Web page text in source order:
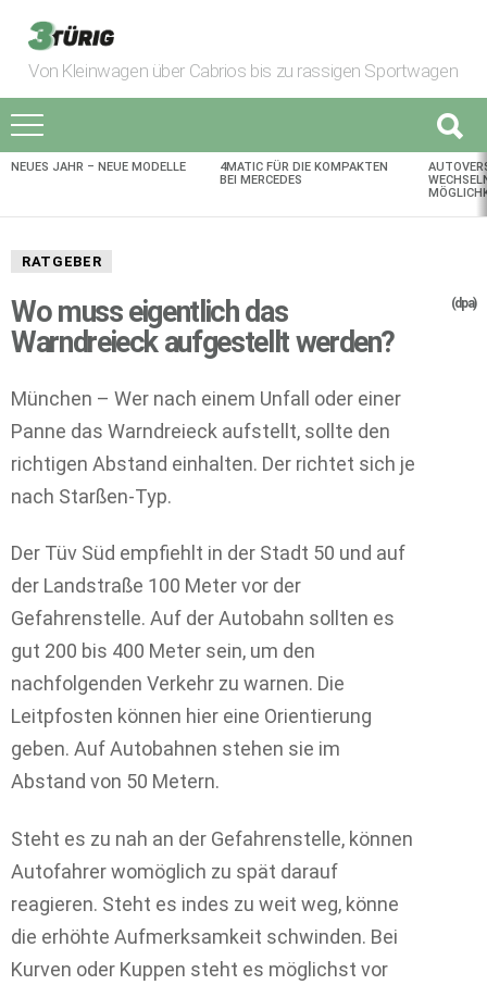
Von Kleinwagen über Cabrios bis zu rassigen Sportwagen
AKTUELLES
NEUES JAHR – NEUE MODELLE
4MATIC FÜR DIE KOMPAKTEN
BEI MERCEDES
RATGEBER
Wo muss eigentlich das
Warndreieck aufgestellt werden?
(dpa)
München – Wer nach einem Unfall oder einer
Panne das Warndreieck aufstellt, sollte den
richtigen Abstand einhalten. Der richtet sich je
nach Starßen-Typ.
Der Tüv Süd empfiehlt in der Stadt 50 und auf
der Landstraße 100 Meter vor der
Gefahrenstelle. Auf der Autobahn sollten es
gut 200 bis 400 Meter sein, um den
nachfolgenden Verkehr zu warnen. Die
Leitpfosten können hier eine Orientierung
geben. Auf Autobahnen stehen sie im
Abstand von 50 Metern.
Steht es zu nah an der Gefahrenstelle, können
Autofahrer womöglich zu spät darauf
reagieren. Steht es indes zu weit weg, könne
die erhöhte Aufmerksamkeit schwinden. Bei
Kurven oder Kuppen steht es möglichst vor